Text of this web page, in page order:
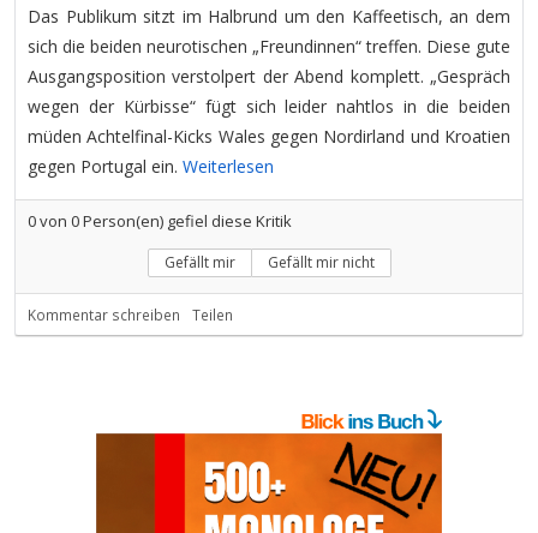
Das Publikum sitzt im Halbrund um den Kaffeetisch, an dem
sich die beiden neurotischen „Freundinnen“ treffen. Diese gute
Ausgangsposition verstolpert der Abend komplett. „Gespräch
wegen der Kürbisse“ fügt sich leider nahtlos in die beiden
müden Achtelfinal-Kicks Wales gegen Nordirland und Kroatien
gegen Portugal ein. Weiterlesen
0von 0Person(en) gefiel diese Kritik
Gefällt mir Gefällt mir nicht
Kommentar schreiben Teilen